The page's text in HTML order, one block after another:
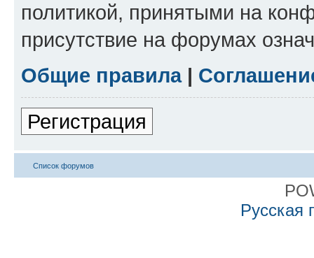
политикой, принятыми на
присутствие на форумах
Общие правила|
Регистрация
Список форумов
Русская